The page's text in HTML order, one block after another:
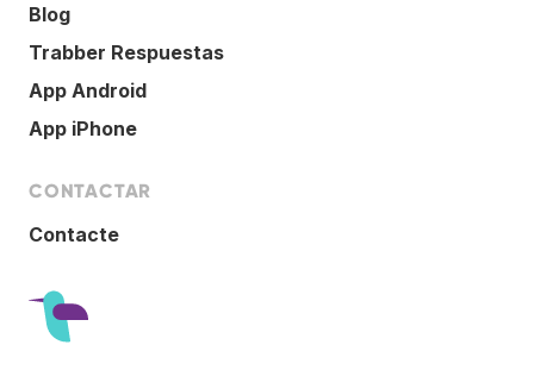
Blog
Trabber Respuestas
App Android
App iPhone
CONTACTAR
Contacte